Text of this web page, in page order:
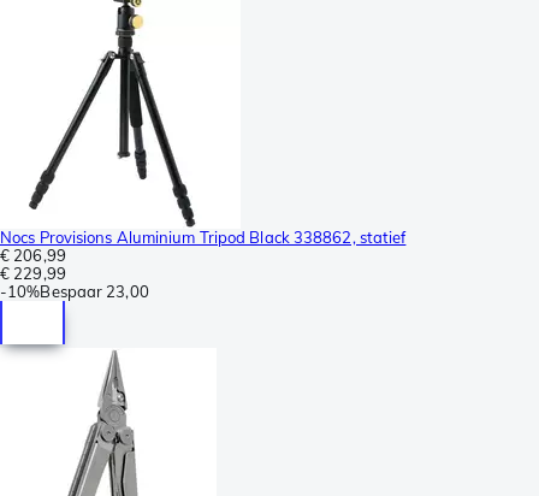
Nocs Provisions Aluminium Tripod Black 338862, statief
€ 206,99
€ 229,99
-10%Bespaar 23,00